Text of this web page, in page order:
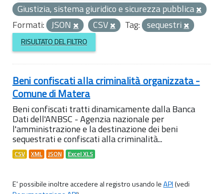
Giustizia, sistema giuridico e sicurezza pubblica
Formati: JSON CSV Tag: sequestri
RISULTATO DEL FILTRO
Beni confiscati alla criminalità organizzata -
Comune di Matera
Beni confiscati tratti dinamicamente dalla Banca
Dati dell'ANBSC - Agenzia nazionale per
l'amministrazione e la destinazione dei beni
sequestrati e confiscati alla criminalità...
CSV XML JSON Excel XLS
E' possibile inoltre accedere al registro usando leAPI(vedi